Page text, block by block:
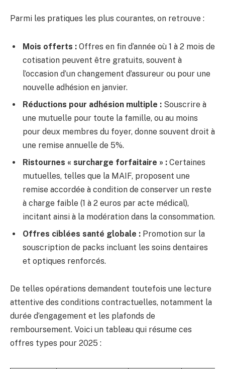
Parmi les pratiques les plus courantes, on retrouve :
Mois offerts : Offres en fin d’année où 1 à 2 mois de
cotisation peuvent être gratuits, souvent à
l’occasion d’un changement d’assureur ou pour une
nouvelle adhésion en janvier.
Réductions pour adhésion multiple : Souscrire à
une mutuelle pour toute la famille, ou au moins
pour deux membres du foyer, donne souvent droit à
une remise annuelle de 5%.
Ristournes « surcharge forfaitaire » : Certaines
mutuelles, telles que la MAIF, proposent une
remise accordée à condition de conserver un reste
à charge faible (1 à 2 euros par acte médical),
incitant ainsi à la modération dans la consommation.
Offres ciblées santé globale : Promotion sur la
souscription de packs incluant les soins dentaires
et optiques renforcés.
De telles opérations demandent toutefois une lecture
attentive des conditions contractuelles, notamment la
durée d’engagement et les plafonds de
remboursement. Voici un tableau qui résume ces
offres types pour 2025 :